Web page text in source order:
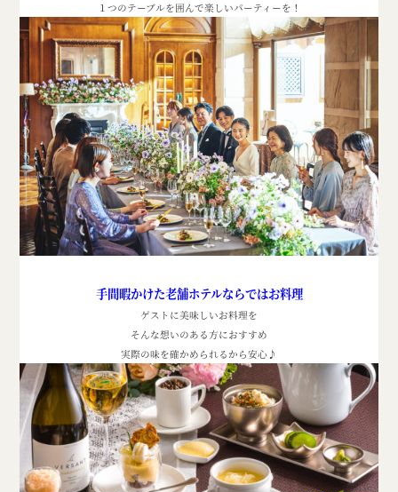
１つのテーブルを囲んで楽しいパーティーを！
手間暇かけた老舗ホテルならではお料理
ゲストに美味しいお料理を
そんな想いのある方におすすめ
実際の味を確かめられるから安心 ♪